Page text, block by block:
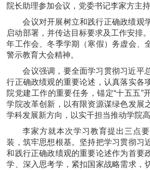
院长助理参加会议，党委书记李家方主
会议对开展树立和践行正确政绩观
启动部署，并传达目标要求及工作安排
年工作会、冬季学期（寒假）务虚会、
警示教育大会精神。
会议强调，要全面学习贯彻习近平
行正确政绩观的重要论述，认真落实各
院党建工作的重要任务，锚定“十五五”
学院改革创新，以有限资源谋绿色发展
学科发展新方向，以实干担当推动学院高
李家方就本次学习教育提出三点
装，筑牢思想根基。坚持把学习贯彻习
和践行正确政绩观的重要论述作为首要
学、深入思考学，紧扣国家战略需求，